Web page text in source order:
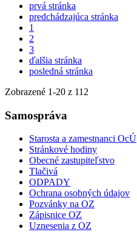
prvá stránka
predchádzajúca stránka
1
2
3
ďalšia stránka
posledná stránka
Zobrazené 1-20 z 112
Samospráva
Starosta a zamestnanci OcÚ
Stránkové hodiny
Obecné zastupiteľstvo
Tlačivá
ODPADY
Ochrana osobných údajov
Pozvánky na OZ
Zápisnice OZ
Uznesenia z OZ